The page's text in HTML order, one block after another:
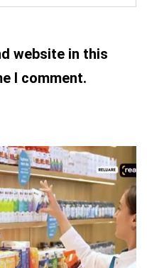
website in this
I comment.